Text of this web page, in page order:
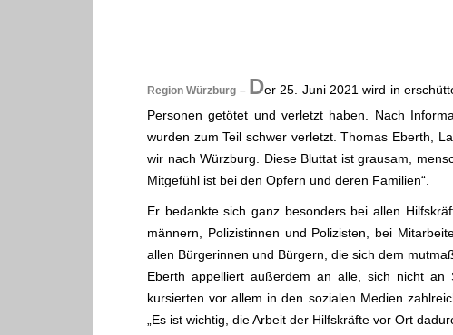
Region Würzburg – Der 25. Juni 2021 wird in
Personen getötet und verletzt haben. Nach
wurden zum Teil schwer verletzt. Thomas Eberth,
wir nach Würzburg. Diese Bluttat ist grausam,
Mitgefühl ist bei den Opfern und deren Familien“.
Er bedankte sich ganz besonders bei allen
männern, Polizistinnen und Polizisten, bei
allen Bürgerinnen und Bürgern, die sich dem
Eberth appelliert außerdem an alle, sich nicht
kursierten vor allem in den sozialen Medien
„Es ist wichtig, die Arbeit der Hilfskräfte vor Ort